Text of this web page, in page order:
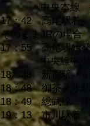
中央本線
17：42 高尾
駅着
そのままJRの場合
17：55 高尾駅始
中央線中央
18：38 新宿駅 ※
18：48 御茶ノ水駅
18：49 総武線 津
19：13 市川駅着